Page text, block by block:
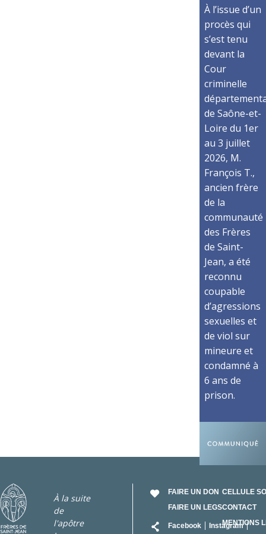
À l’issue d’un
procès qui
s’est tenu
devant la
Cour
criminelle
de Saône-et-
Loire du 1er
au 3 juillet
2026, M.
François T.,
ancien frère
de la
communauté
des Frères
de Saint-
Jean, a été
reconnu
coupable
d’agressions
sexuelles et
de viol sur
mineure et
condamné à
6 ans de
prison.
À la suite
de
l'apôtre
FAIRE UN DON
FAIRE UN LEGS
Facebook
Instagram
CELLULE
CONTACT
MENTIONS